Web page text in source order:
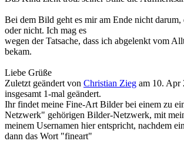
Bei dem Bild geht es mir am Ende nicht darum,
oder nicht. Ich mag es
wegen der Tatsache, dass ich abgelenkt vom
bekam.
Liebe Grüße
Zuletzt geändert von Christian Zieg am 10. Apr
insgesamt 1-mal geändert.
Ihr findet meine Fine-Art Bilder bei einem zu
Netzwerk" gehörigen Bilder-Netzwerk, mit
meinem Usernamen hier entspricht, nachdem
dann das Wort "fineart"